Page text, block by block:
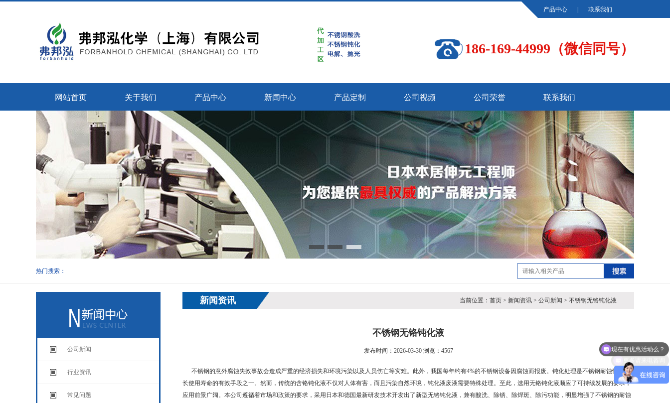
186-169-44999（微信同号）
产品中心 联系我们
网站首页 关于我们 产品中心 新闻中心 产品定制 公司视频 公司荣誉 联系我们
热门搜索：
公司新闻
行业资讯
常见问题
新闻资讯 当前位置：首页 > 新闻资讯 > 公司新闻 > 不锈钢无铬钝化液
不锈钢无铬钝化液
发布时间：2026-03-30 浏览：4567
不锈钢的意外腐蚀失效事故会造成严重的经济损失和环境污染以及人员伤亡等灾难。此外，我国每年约有4%的不锈钢设备因腐蚀而报废。钝化处理是不锈钢耐蚀性、延
长使用寿命的有效手段之一。然而，传统的含铬钝化液不仅对人体有害，而且污染自然环境，钝化液废液需要特殊处理。至此，选用无铬钝化液顺应了可持续发展的要求，
应用前景广阔。本公司遵循着市场和政策的要求，采用日本和德国最新研发技术开发出了新型无铬钝化液，兼有酸洗、除锈、除焊斑、除污功能，明显增强了不锈钢的耐蚀
更多请来电咨询